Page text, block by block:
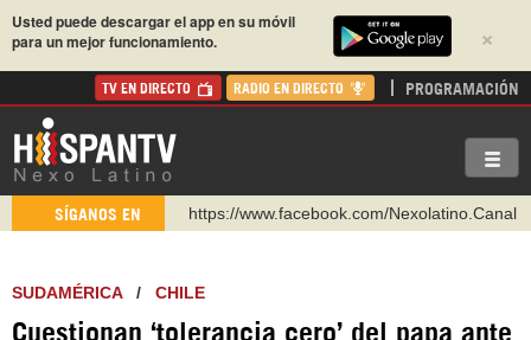
×
Usted puede descargar el app en su móvil
para un mejor funcionamiento.
TV EN DIRECTO RADIO EN DIRECTO PROGRAMACIÓN
SÍGANOS EN
https://www.facebook.com/Nexolatino.Canal
http://twitter.com/nexo_latino
https://t.me/hispantvcanal
SUDAMÉRICA/ CHILE
Cuestionan ‘tolerancia cero’ del papa ante